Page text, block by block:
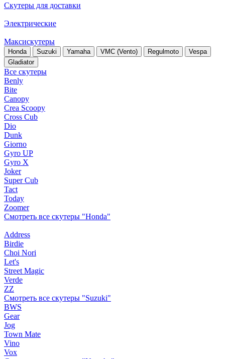
Скутеры для доставки
Электрические
Максискутеры
Honda Suzuki Yamaha VMC (Vento) Regulmoto
Vespa
Gladiator
Все скутеры
Benly
Bite
Canopy
Crea Scoopy
Cross Cub
Dio
Dunk
Giorno
Gyro UP
Gyro X
Joker
Super Cub
Tact
Today
Zoomer
Смотреть все скутеры "Honda"
Address
Birdie
Choi Nori
Let's
Street Magic
Verde
ZZ
Смотреть все скутеры "Suzuki"
BWS
Gear
Jog
Town Mate
Vino
Vox